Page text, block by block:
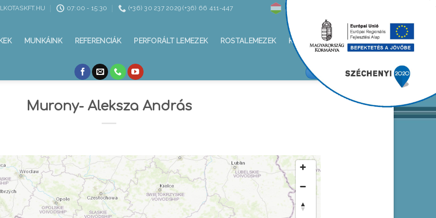
07:00 - 15:30 (+36) 30 237 2029 (+36) 66 411-447
MUNKÁINK REFERENCIÁK PERFORÁLT LEMEZEK ROSTALEMEZEK KAPCSOLAT
ALKOTÁS KFT/FACEBOOK
Murony- Aleksza András